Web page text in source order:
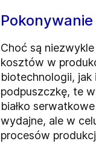
Choć są
kosztów w
biotechnologii, jak
podpuszczkę, te
białko
wydajne, ale w
procesów